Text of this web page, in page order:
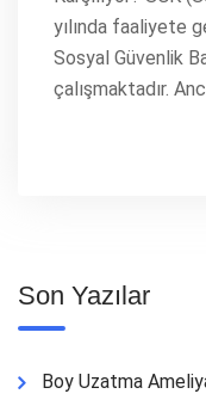
yılında faaliyete
Sosyal Güvenlik
çalışmaktadır.
Son Yazılar
Boy Uzatma